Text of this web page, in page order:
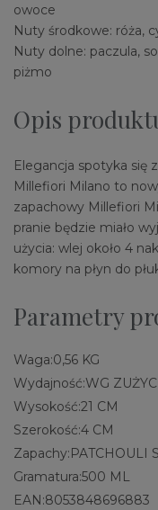
owoce
Nuty środkowe: róża,
Nuty dolne: paczula,
piżmo
Opis
Elegancja spotyka się
Millefiori Milano to
zapachowy Millefiori
pranie będzie miało
użycia: wlej około 4
komory na płyn do
Parametry
Waga:0,56 KG
Wydajność:WG
Wysokość:21 CM
Szerokość:4 CM
Zapachy:PATCHOULI
Gramatura:500 ML
EAN:8053848696883